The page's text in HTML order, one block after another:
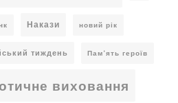
Накази новий рік
тиждень Пам’ять героїв
виховання